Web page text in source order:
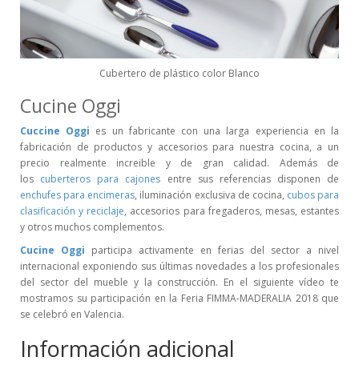
Cubertero de plástico color Blanco
Cucine Oggi
Cuccine Oggi es un fabricante con una larga experiencia en la
fabricación de productos y accesorios para nuestra cocina, a un
precio realmente increible y de gran calidad. Además de
los cuberteros para cajones entre sus referencias disponen de
enchufes para encimeras, iluminación exclusiva de cocina, cubos para
clasificación y reciclaje, accesorios para fregaderos, mesas, estantes
y otros muchos complementos.
Cucine Oggi participa activamente en ferias del sector a nivel
internacional exponiendo sus últimas novedades a los profesionales
del sector del mueble y la construcción. En el siguiente vídeo te
mostramos su participación en la Feria FIMMA-MADERALIA 2018 que
se celebró en Valencia.
Información adicional